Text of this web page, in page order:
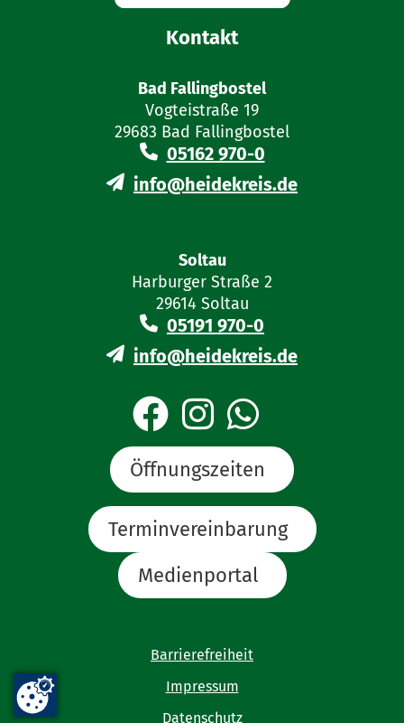
Kontakt
Bad Fallingbostel
Vogteistraße 19
29683 Bad Fallingbostel
05162 970-0
info@heidekreis.de
Soltau
Harburger Straße 2
29614 Soltau
05191 970-0
info@heidekreis.de
Öffnungszeiten
Terminvereinbarung
Medienportal
Barrierefreiheit
Impressum
Datenschutz